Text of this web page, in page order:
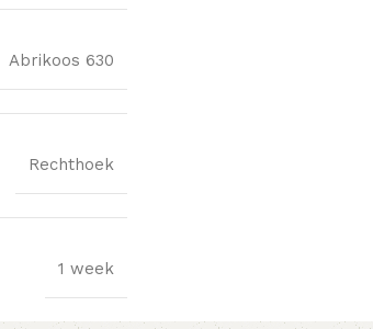
Abrikoos 630
Rechthoek
1 week